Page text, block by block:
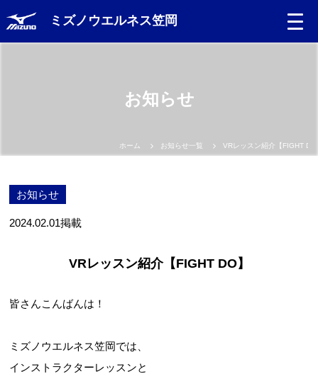
ミズノウエルネス笠岡
お知らせ
ホーム お知らせ一覧 VRレッスン紹介【FIGHT DO
お知らせ
2024.02.01掲載
VRレッスン紹介【FIGHT DO】
皆さんこんばんは！
ミズノウエルネス笠岡では、
インストラクターレッスンと